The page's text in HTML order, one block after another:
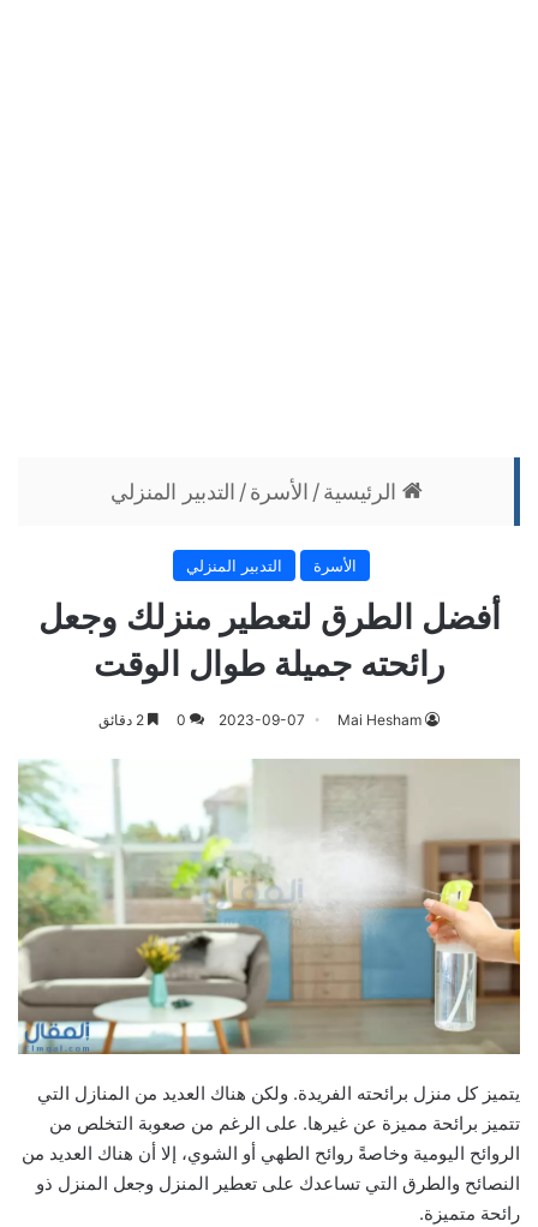
الرئيسية / الأسرة / التدبير المنزلي
الأسرة التدبير المنزلي
أفضل الطرق لتعطير منزلك وجعل
رائحته جميلة طوال الوقت
Mai Hesham
2023-09-07
0
يتميز كل منزل برائحته الفريدة. ولكن هناك العديد من المنازل التي
تتميز برائحة مميزة عن غيرها. على الرغم من صعوبة التخلص من
الروائح اليومية وخاصةً روائح الطهي أو الشوي، إلا أن هناك العديد من
النصائح والطرق التي تساعدك على تعطير المنزل وجعل المنزل ذو
رائحة متميزة.